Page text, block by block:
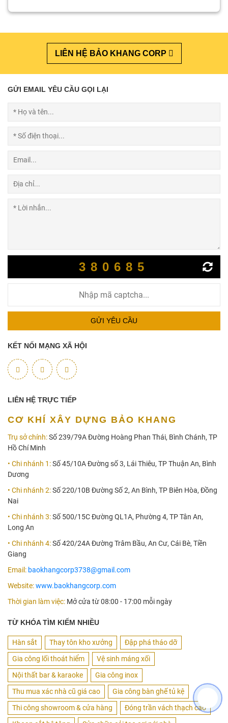
LIÊN HỆ BẢO KHANG CORP
GỬI EMAIL YÊU CẦU GỌI LẠI
380685
GỬI YÊU CẦU
KẾT NỐI MẠNG XÃ HỘI
LIÊN HỆ TRỰC TIẾP
CƠ KHÍ XÂY DỰNG BẢO KHANG
Trụ sở chính:Số 239/79A Đường Hoàng Phan Thái, Bình Chánh, TP
Hồ Chí Minh
• Chi nhánh 1:Số 45/10A Đường số 3, Lái Thiêu, TP Thuận An, Bình
Dương
• Chi nhánh 2:Số 220/10B Đường Số 2, An Bình, TP Biên Hòa, Đồng
Nai
• Chi nhánh 3:Số 500/15C Đường QL1A, Phường 4, TP Tân An,
Long An
• Chi nhánh 4:Số 420/24A Đường Trâm Bầu, An Cư, Cái Bè, Tiền
Giang
Email: baokhangcorp3738@gmail.com
Website:www.baokhangcorp.com
Thời gian làm việc: Mở cửa từ 08:00 - 17:00 mỗi ngày
TỪ KHÓA TÌM KIẾM NHIỀU
Hàn sắt Thay tôn kho xưởng
Đập phá tháo dỡ
Gia công lối thoát hiểm
Vệ sinh máng xối
Nội thất bar & karaoke
Gia công inox
Thu mua xác nhà cũ giá cao
Gia công bàn ghế tủ kệ
Thi công showroom & cửa hàng
Đóng trần vách thạch cao